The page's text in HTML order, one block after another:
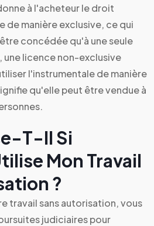
à l'acheteur le droit
de manière exclusive, ce qui
concédée qu'à une seule
une licence non-exclusive
l'instrumentale de manière
qu'elle peut être vendue à
T-Il Si
Mon Travail
?
travail sans autorisation, vous
judiciaires pour